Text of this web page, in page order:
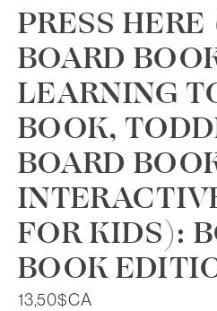
PRESS
BOARD
LEARNING
BOOK,
BOARD
FOR KIDS):
BOOK
13,50$CA